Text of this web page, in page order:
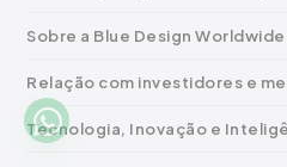
Sobre a Blue Design
Relação com investidores e
Tecnologia, Inovação e